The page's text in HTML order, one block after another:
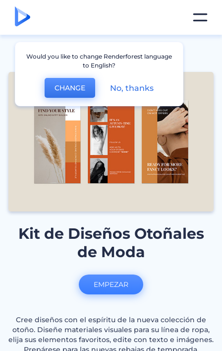
Kit de Diseños Otoñales
de Moda
Cree diseños con el espíritu de la nueva colección de
otoño. Diseñe materiales visuales para su línea de ropa,
elija sus elementos favoritos, edite con texto e imágenes.
EMPEZAR
Would you like to change Renderforest language
to English?
CHANGE No, thanks